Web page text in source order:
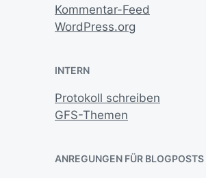
Kommentar-Feed
WordPress.org
INTERN
Protokoll schreiben
GFS-Themen
ANREGUNGEN FÜR BLOGPOSTS